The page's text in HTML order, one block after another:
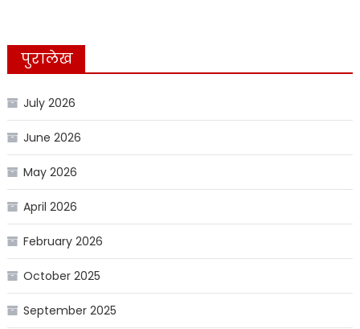
पुरालेख
July 2026
June 2026
May 2026
April 2026
February 2026
October 2025
September 2025